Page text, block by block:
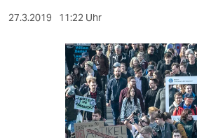
berlin
wahrheit
27.3.2019 11:22 Uhr